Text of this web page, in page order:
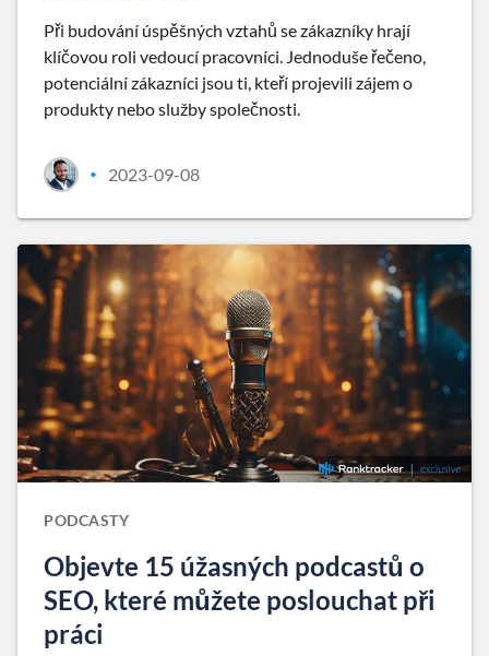
Při budování úspěšných vztahů se zákazníky hrají
klíčovou roli vedoucí pracovníci. Jednoduše řečeno,
potenciální zákazníci jsou ti, kteří projevili zájem o
produkty nebo služby společnosti.
• 2023-09-08
PODCASTY
Objevte 15 úžasných podcastů o
SEO, které můžete poslouchat při
práci